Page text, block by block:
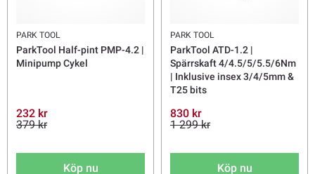
PARK TOOL
ParkTool Half-pint PMP-4.2 |
Minipump Cykel
232 kr
379 kr
Köp nu
PARK TOOL
ParkTool ATD-1.2 |
Spärrskaft 4/4.5/5/5.5/6Nm
| Inklusive insex 3/4/5mm &
T25 bits
830 kr
1 299 kr
Köp nu